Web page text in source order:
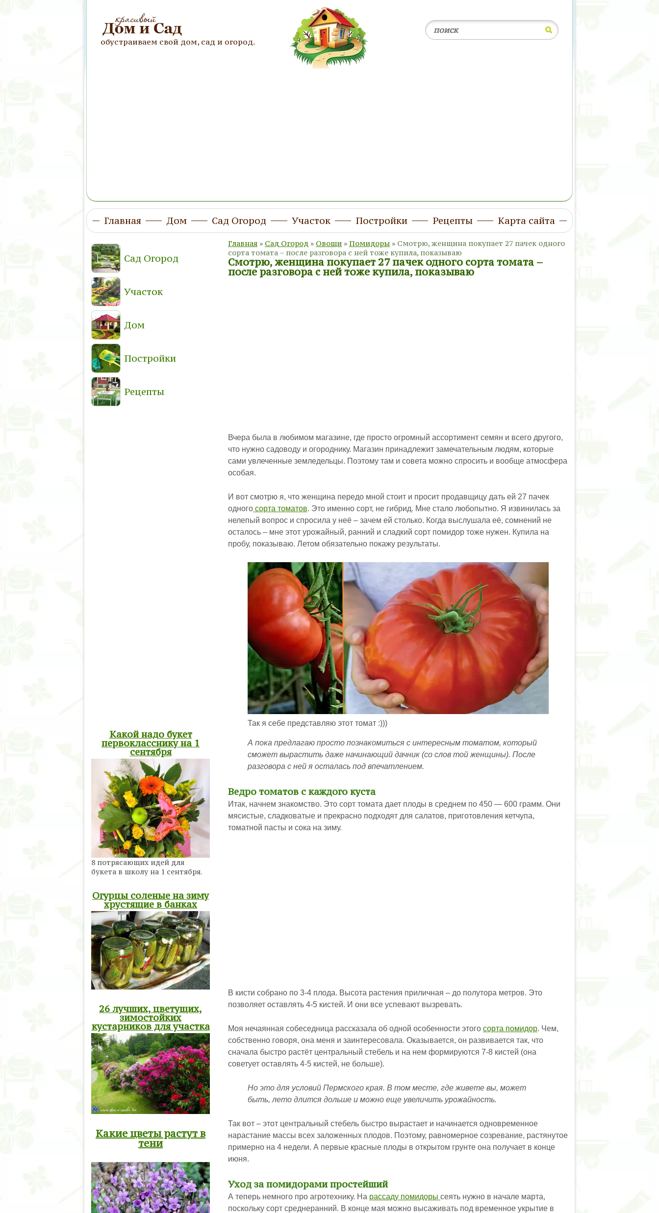
обустраиваем свой дом, сад и огород.
Главная Дом Сад Огород Участок Постройки Рецепты Карта сайта
Главная » Сад Огород » Овощи » Помидоры » Смотрю, женщина покупает 27 пачек одного
сорта томата – после разговора с ней тоже купила, показываю
Смотрю, женщина покупает 27 пачек одного сорта томата –
после разговора с ней тоже купила, показываю
Вчера была в любимом магазине, где просто огромный ассортимент семян и всего другого,
что нужно садоводу и огороднику. Магазин принадлежит замечательным людям, которые
сами увлеченные земледельцы. Поэтому там и совета можно спросить и вообще атмосфера
особая.
И вот смотрю я, что женщина передо мной стоит и просит продавщицу дать ей 27 пачек
одного сорта томатов. Это именно сорт, не гибрид. Мне стало любопытно. Я извинилась за
нелепый вопрос и спросила у неё – зачем ей столько. Когда выслушала её, сомнений не
осталось – мне этот урожайный, ранний и сладкий сорт помидор тоже нужен. Купила на
пробу, показываю. Летом обязательно покажу результаты.
Так я себе представляю этот томат :)))
А пока предлагаю просто познакомиться с интересным томатом, который
сможет вырастить даже начинающий дачник (со слов той женщины). После
разговора с ней я осталась под впечатлением.
Ведро томатов с каждого куста
Итак, начнем знакомство. Это сорт томата дает плоды в среднем по 450 — 600 грамм. Они
мясистые, сладковатые и прекрасно подходят для салатов, приготовления кетчупа,
томатной пасты и сока на зиму.
В кисти собрано по 3-4 плода. Высота растения приличная – до полутора метров. Это
позволяет оставлять 4-5 кистей. И они все успевают вызревать.
Моя нечаянная собеседница рассказала об одной особенности этого сорта помидор. Чем,
собственно говоря, она меня и заинтересовала. Оказывается, он развивается так, что
сначала быстро растёт центральный стебель и на нем формируются 7-8 кистей (она
советует оставлять 4-5 кистей, не больше).
Но это для условий Пермского края. В том месте, где живете вы, может
быть, лето длится дольше и можно еще увеличить урожайность.
Так вот – этот центральный стебель быстро вырастает и начинается одновременное
нарастание массы всех заложенных плодов. Поэтому, равномерное созревание, растянутое
примерно на 4 недели. А первые красные плоды в открытом грунте она получает в конце
июня.
Уход за помидорами простейший
А теперь немного про агротехнику. На рассаду помидоры сеять нужно в начале марта,
поскольку сорт среднеранний. В конце мая можно высаживать под временное укрытие в
Сад Огород
Участок
Дом
Постройки
Рецепты
Какой надо букет
первокласснику на 1
сентября
8 потрясающих идей для
букета в школу на 1 сентября.
Огурцы соленые на зиму
хрустящие в банках
26 лучших, цветущих,
зимостойких
кустарников для участка
Какие цветы растут в
тени